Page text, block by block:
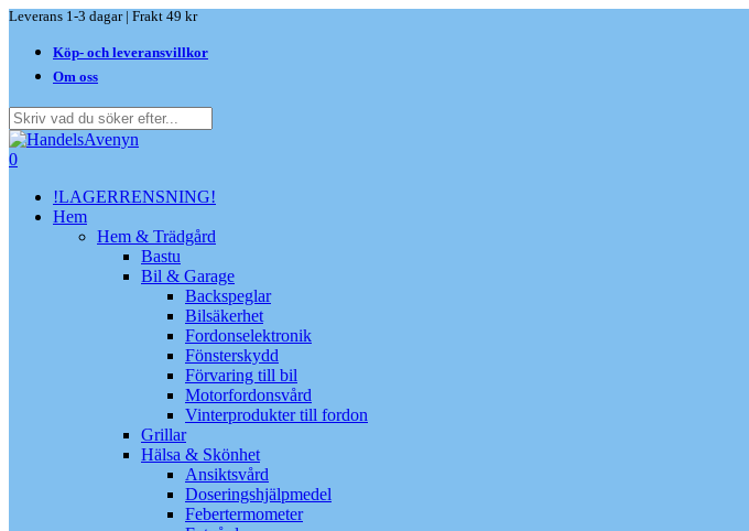
Skip
main
content
Leverans 1-3 dagar | Frakt 49 kr
Köp- och leveransvillkor
Om oss
Close
Search
search
0
!LAGERRENSNING!
Hem
Hem & Trädgård
Bastu
Bil & Garage
Backspeglar
Bilsäkerhet
Fordonselektronik
Fönsterskydd
Förvaring till bil
Motorfordonsvård
Vinterprodukter till fordon
Grillar
Hälsa & Skönhet
Ansiktsvård
Doseringshjälpmedel
Febertermometer